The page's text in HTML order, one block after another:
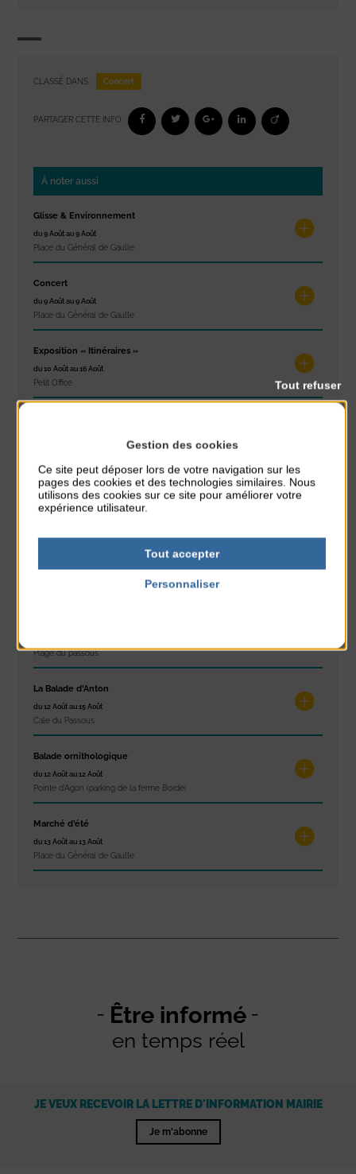
CLASSÉ DANS : Concert
PARTAGER CETTE INFO :
À noter aussi
Glisse & Environnement
du 9 Août au 9 Août
Place du Général de Gaulle
Concert
du 9 Août au 9 Août
Place du Général de Gaulle
Exposition « Itinéraires »
du 10 Août au 16 Août
Petit Office
Stretching
du 10 Août au 14 Août
du 10 Août au 10 Août
Plage du passous
La Balade d’Anton
du 12 Août au 15 Août
Cale du Passous
Balade ornithologique
du 12 Août au 12 Août
Pointe d'Agon (parking de la ferme Borde)
Marché d’été
du 13 Août au 13 Août
Place du Général de Gaulle
Être informé
en temps réel
JE VEUX RECEVOIR LA LETTRE D'INFORMATION MAIRIE
Je m'abonne
Gestion des cookies
Ce site peut déposer lors de votre navigation sur les
pages des cookies et des technologies similaires. Nous
utilisons des cookies sur ce site pour améliorer votre
expérience utilisateur.
Tout accepter
Tout refuser
Personnaliser